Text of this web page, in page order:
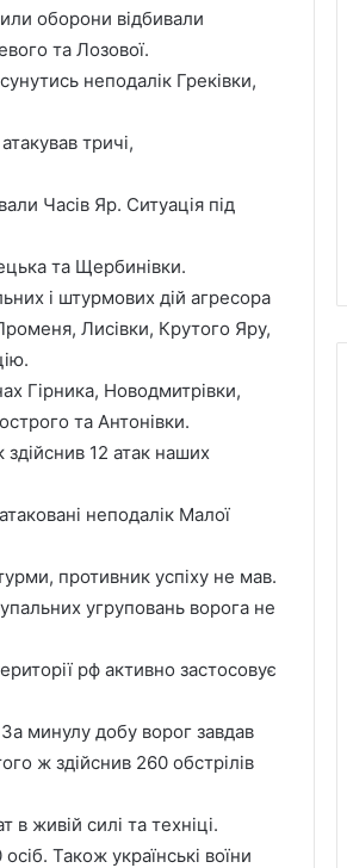
оборони відбивали
та Лозової.
неподалік Греківки,
тричі,
Часів Яр. Ситуація під
та Щербинівки.
і штурмових дій агресора
Лисівки, Крутого Яру,
Гірника, Новодмитрівки,
та Антонівки.
12 атак наших
неподалік Малої
противник успіху не мав.
угруповань ворога не
рф активно застосовує
минулу добу ворог завдав
ж здійснив 260 обстрілів
в живій силі та техніці.
Також українські воїни